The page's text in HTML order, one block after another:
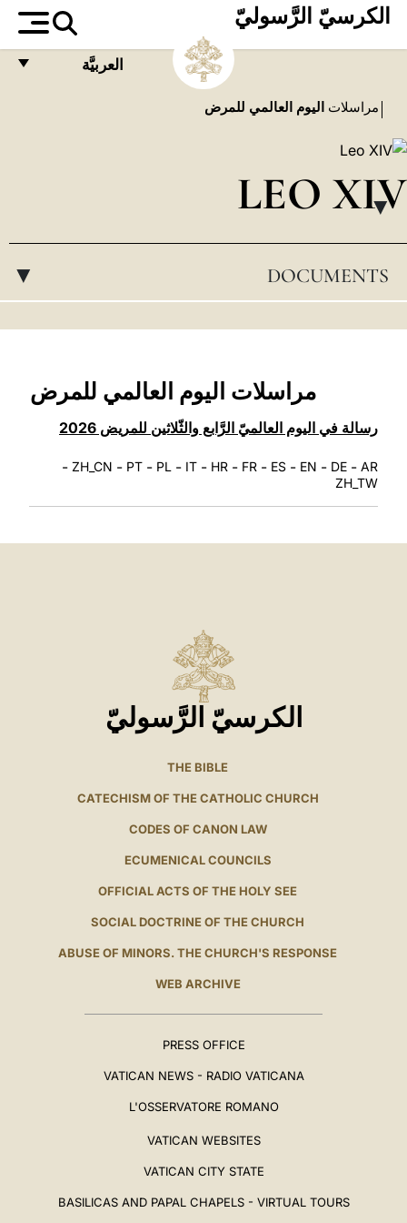
الكرسيّ الرَّسوليّ
العربيَّة
ESPAÑOL
LATINE
مراسلات اليوم العالمي للمرض
LEO XIV
▸
DOCUMENTS
▸
مراسلات اليوم العالمي للمرض
رسالة في اليوم العالميّ الرَّابع والثّلاثين للمريض 2026
AR
-
DE
-
EN
-
ES
-
FR
-
HR
-
IT
-
PL
-
PT
-
ZH_CN
-
ZH_TW
الكرسيّ الرَّسوليّ
THE BIBLE
CATECHISM OF THE CATHOLIC CHURCH
CODES OF CANON LAW
ECUMENICAL COUNCILS
OFFICIAL ACTS OF THE HOLY SEE
SOCIAL DOCTRINE OF THE CHURCH
ABUSE OF MINORS. THE CHURCH'S RESPONSE
WEB ARCHIVE
PRESS OFFICE
VATICAN NEWS - RADIO VATICANA
L'OSSERVATORE ROMANO
VATICAN WEBSITES
VATICAN CITY STATE
BASILICAS AND PAPAL CHAPELS - VIRTUAL TOURS